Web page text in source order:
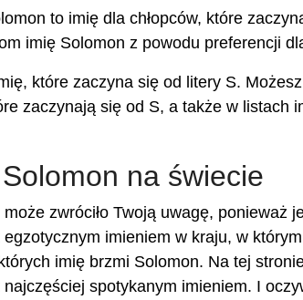
to imię dla chłopców, które
imię Solomon z powodu preferencji
które zaczyna się od litery S.
zaczynają się od S, a także w
na świecie
zwróciło Twoją uwagę, ponieważ
imieniem w kraju, w
imię brzmi Solomon. Na tej
najczęściej spotykanym imieniem. I